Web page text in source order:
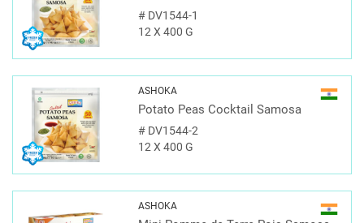
#DV1544-1
12 X 400 G
ASHOKA
Potato Peas Cocktail Samosa
#DV1544-2
12 X 400 G
ASHOKA